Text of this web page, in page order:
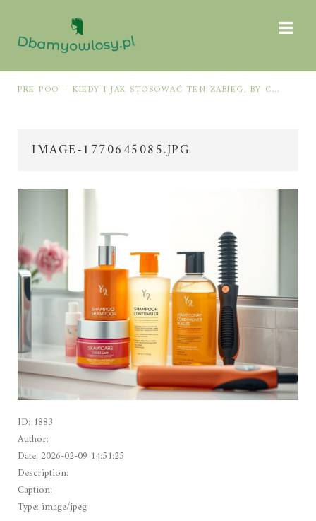
PRE-POO – KIEDY I JAK STOSOWAĆ TEN ZABIEG, BY CHRONIĆ I NAWILŻAĆ WŁOSY PRZED MYCIEM SZAMPONEM
IMAGE-1770645085.JPG
ID: 1883
Author:
Date: 2026-02-09 14:51:25
Description:
Caption:
Type: image/jpeg